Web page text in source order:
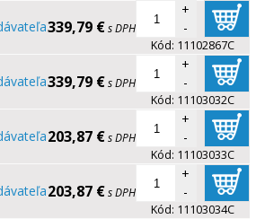
339,79 € s DPH
+
-
Kód: 11102867C
339,79 € s DPH
+
-
Kód: 11103032C
203,87 € s DPH
+
-
Kód: 11103033C
203,87 € s DPH
+
-
Kód: 11103034C